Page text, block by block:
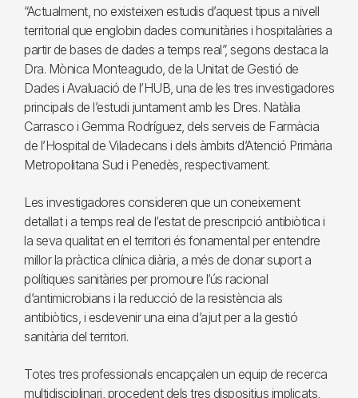
“Actualment, no existeixen estudis d’aquest tipus a nivell
territorial que englobin dades comunitàries i hospitalàries a
partir de bases de dades a temps real”, segons destaca la
Dra. Mònica Monteagudo, de la Unitat de Gestió de
Dades i Avaluació de l’HUB, una de les tres investigadores
principals de l’estudi juntament amb les Dres. Natàlia
Carrasco i Gemma Rodríguez, dels serveis de Farmàcia
de l’Hospital de Viladecans i dels àmbits d’Atenció Primària
Metropolitana Sud i Penedès, respectivament.
Les investigadores consideren que un coneixement
detallat i a temps real de l’estat de prescripció antibiòtica i
la seva qualitat en el territori és fonamental per entendre
millor la pràctica clínica diària, a més de donar suport a
polítiques sanitàries per promoure l’ús racional
d’antimicrobians i la reducció de la resistència als
antibiòtics, i esdevenir una eina d’ajut per a la gestió
sanitària del territori.
Totes tres professionals encapçalen un equip de recerca
multidisciplinari, procedent dels tres dispositius implicats,